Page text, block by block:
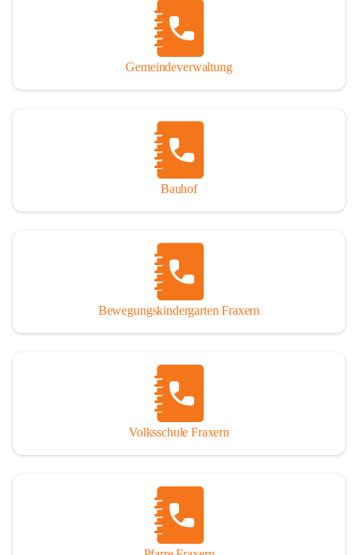
Gemeindeverwaltung
Bauhof
Bewegungskindergarten Fraxern
Volksschule Fraxern